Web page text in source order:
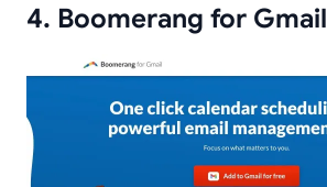
4. Boomerang for Gmail